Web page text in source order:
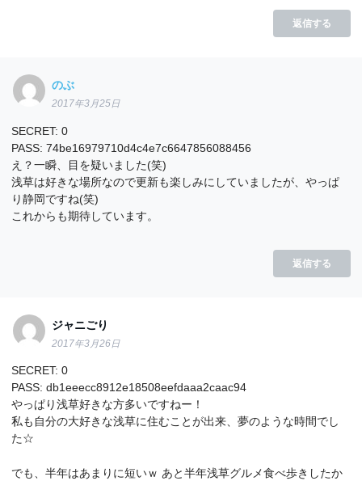
返信する
のぶ
2017年3月25日
SECRET: 0
PASS: 74be16979710d4c4e7c6647856088456
え？一瞬、目を疑いました(笑)
浅草は好きな場所なので更新も楽しみにしていましたが、やっぱ
り静岡ですね(笑)
これからも期待しています。
返信する
ジャニごり
2017年3月26日
SECRET: 0
PASS: db1eeecc8912e18508eefdaaa2caac94
やっぱり浅草好きな方多いですねー！
私も自分の大好きな浅草に住むことが出来、夢のような時間でし
た☆
でも、半年はあまりに短いｗ あと半年浅草グルメ食べ歩きしたか